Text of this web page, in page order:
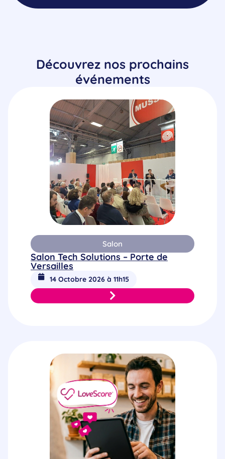
Découvrez nos prochains
événements
Salon
Salon Tech Solutions – Porte de
Versailles
14 Octobre 2026 à 11h15